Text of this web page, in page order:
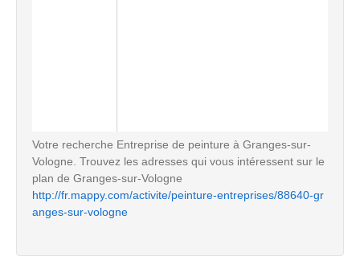
Votre recherche Entreprise de peinture à Granges-sur-
Vologne. Trouvez les adresses qui vous intéressent sur le
plan de Granges-sur-Vologne
http://fr.mappy.com/activite/peinture-entreprises/88640-gr
anges-sur-vologne